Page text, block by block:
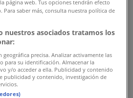
D1 Ara Metro Olímpica
Alkosto Éxito
Jumbo
Homecenter
Makro
Cruz verde
página web. Tus opciones tendrán efecto
saber más, consulta nuestra política de
nuestros asociados tratamos los
precisa. Analizar activamente las
para su identificación. Almacenar la
y/o acceder a ella. Publicidad y contenido
publicidad y contenido, investigación de